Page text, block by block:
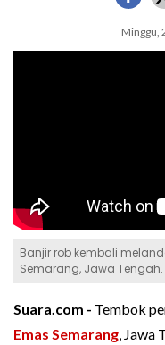
Minggu,
Banjir rob kembali
Semarang, Jawa
Suara.com - Tembok
Emas Semarang, Jawa